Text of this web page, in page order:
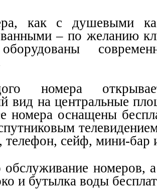
как с душевыми
– по желанию
номера
вид на центральные
номера оснащены
сейф, мини-бар
номеров,
и бутылка воды